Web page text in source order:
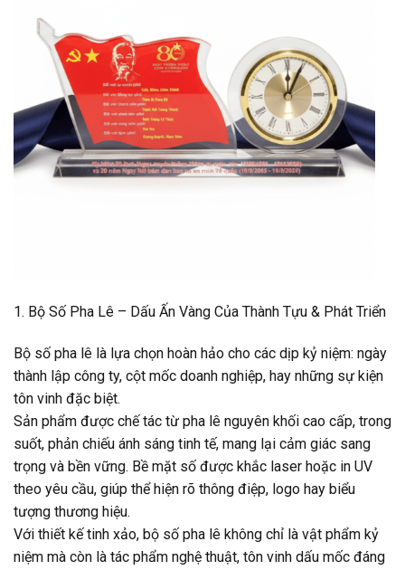
1. Bộ Số Pha Lê – Dấu Ấn Vàng Của Thành Tựu & Phát Triển
Bộ số pha lê là lựa chọn hoàn hảo cho các dịp kỷ niệm: ngày
thành lập công ty, cột mốc doanh nghiệp, hay những sự kiện
tôn vinh đặc biệt.
Sản phẩm được chế tác từ pha lê nguyên khối cao cấp, trong
suốt, phản chiếu ánh sáng tinh tế, mang lại cảm giác sang
trọng và bền vững. Bề mặt số được khắc laser hoặc in UV
theo yêu cầu, giúp thể hiện rõ thông điệp, logo hay biểu
tượng thương hiệu.
Với thiết kế tinh xảo, bộ số pha lê không chỉ là vật phẩm kỷ
niệm mà còn là tác phẩm nghệ thuật, tôn vinh dấu mốc đáng